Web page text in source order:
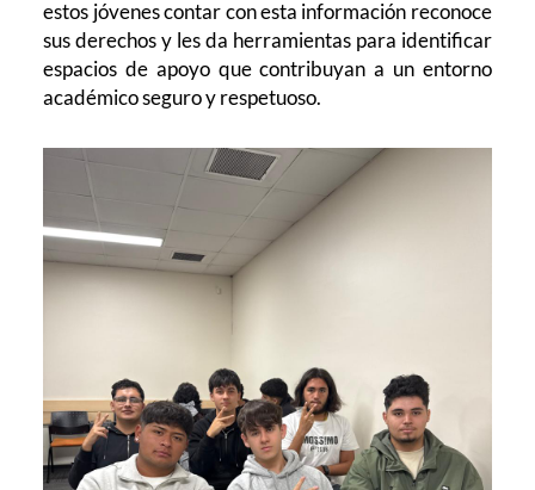
estos jóvenes contar con esta información reconoce
sus derechos y les da herramientas para identificar
espacios de apoyo que contribuyan a un entorno
académico seguro y respetuoso.